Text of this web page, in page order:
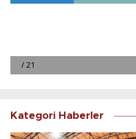
Kategori Haberler